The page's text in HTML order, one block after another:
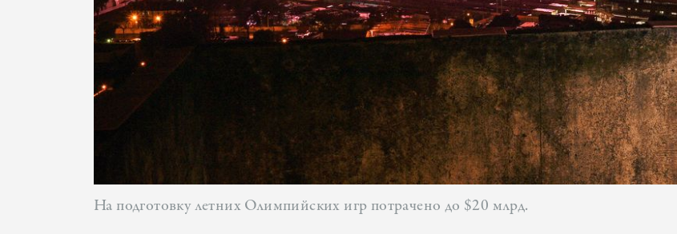
На подготовку летних Олимпийских игр потрачено до $20 млрд.